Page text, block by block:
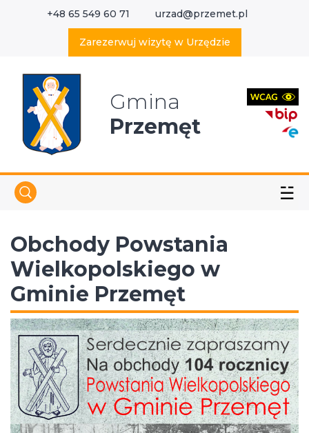
+48 65 549 60 71 urzad@przemet.pl
Zarezerwuj wizytę w Urzędzie
Gmina
Przemęt
☱
Obchody Powstania
Wielkopolskiego w
Gminie Przemęt
Wyszukaj w serwisie